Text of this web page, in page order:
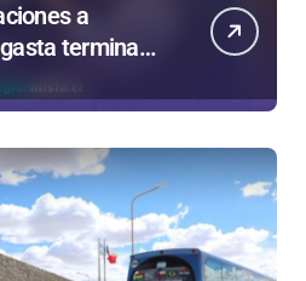
a
termina